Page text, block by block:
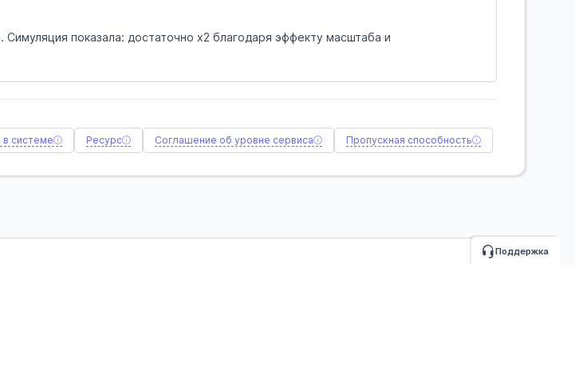
показала: достаточно x2 благодаря эффекту масштаба и
системе Ресурс Соглашение об уровне сервиса Пропускная способность
Поддержка